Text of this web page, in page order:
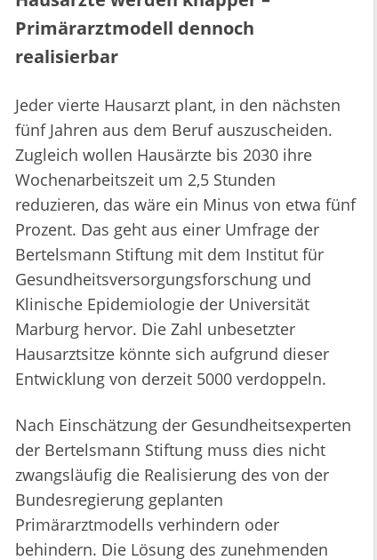
Primärarztmodell dennoch
realisierbar
Jeder vierte Hausarzt plant, in den nächsten
fünf Jahren aus dem Beruf auszuscheiden.
Zugleich wollen Hausärzte bis 2030 ihre
Wochenarbeitszeit um 2,5 Stunden
reduzieren, das wäre ein Minus von etwa fünf
Prozent. Das geht aus einer Umfrage der
Bertelsmann Stiftung mit dem Institut für
Gesundheitsversorgungsforschung und
Klinische Epidemiologie der Universität
Marburg hervor. Die Zahl unbesetzter
Hausarztsitze könnte sich aufgrund dieser
Entwicklung von derzeit 5000 verdoppeln.
Nach Einschätzung der Gesundheitsexperten
der Bertelsmann Stiftung muss dies nicht
zwangsläufig die Realisierung des von der
Bundesregierung geplanten
Primärarztmodells verhindern oder
behindern. Die Lösung des zunehmenden